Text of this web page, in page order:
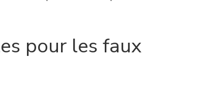
pour les faux